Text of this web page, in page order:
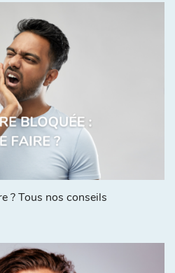
? Tous nos conseils